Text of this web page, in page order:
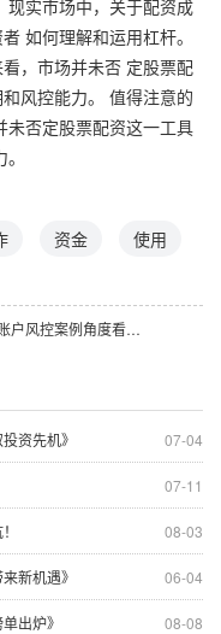
现实市场中，关于配资成
如何理解和运用杠杆。
，市场并未否 定股票配
风控能力。 值得注意的
未否定股票配资这一工具
资金 使用
从账户风控案例角度看股票配资平台的现实作_2102
07-04
资先机》
07-11
08-03
06-04
新机遇》
08-08
出炉》